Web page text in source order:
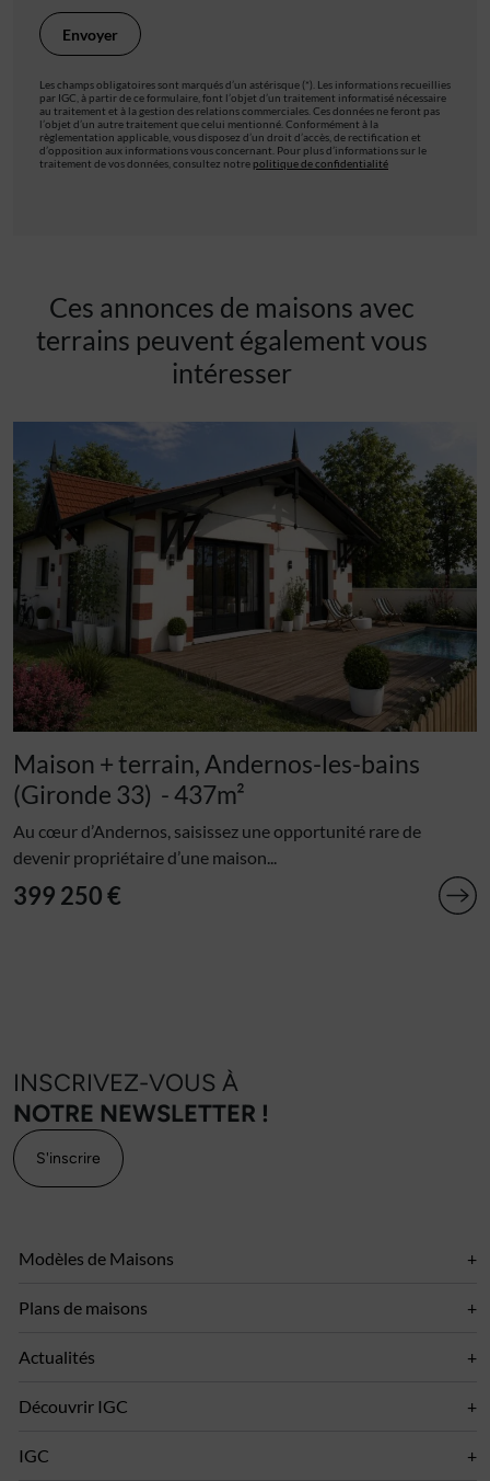
Les champs obligatoires sont marqués d’un astérisque (*). Les informations recueillies
par IGC, à partir de ce formulaire, font l’objet d’un traitement informatisé nécessaire
au traitement et à la gestion des relations commerciales. Ces données ne feront pas
l’objet d’un autre traitement que celui mentionné. Conformément à la
règlementation applicable, vous disposez d’un droit d’accès, de rectification et
d’opposition aux informations vous concernant. Pour plus d’informations sur le
traitement de vos données, consultez notre politique de confidentialité
Ces annonces de maisons avec
terrains peuvent également vous
intéresser
Maison + terrain, Andernos-les-bains
(Gironde 33) - 437m²
Au cœur d’Andernos, saisissez une opportunité rare de
devenir propriétaire d’une maison...
399 250 €
INSCRIVEZ-VOUS À
NOTRE NEWSLETTER !
S'inscrire
Modèles de Maisons
Plans de maisons
Actualités
Découvrir IGC
IGC